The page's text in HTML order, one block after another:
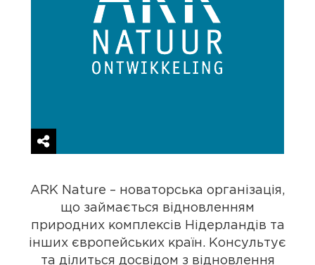
ARK Nature – новаторська організація,
що займається відновленням
природних комплексів Нідерландів та
інших європейських країн. Консультує
та ділиться досвідом з відновлення